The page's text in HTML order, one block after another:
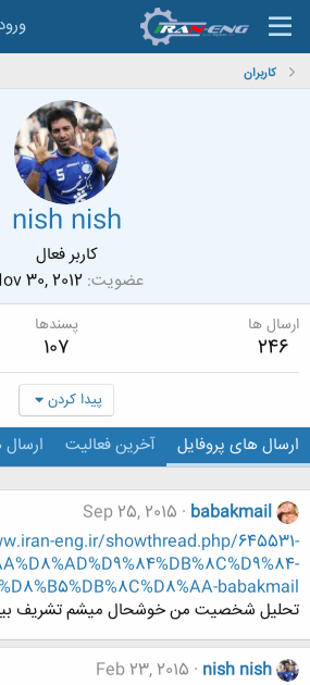
ورود
کاربران
nish nish
کاربر فعال
عضویت 30, 2012
ارسال ها
246
پسندها
107
پیدا کردن
ارسال های پروفایل آخرین فعالیت ارسال
babakmail
Sep 25, 2015
eng.ir/showthread.php/645531-
babakmail
تحلیل شخصیت من خوشحال میشم تشریف
nish nish
Feb 23, 2015